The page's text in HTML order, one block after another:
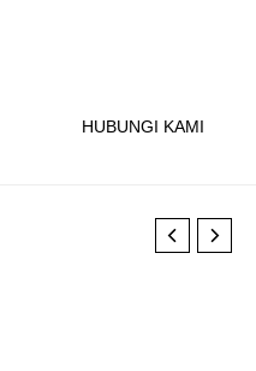
HUBUNGI KAMI